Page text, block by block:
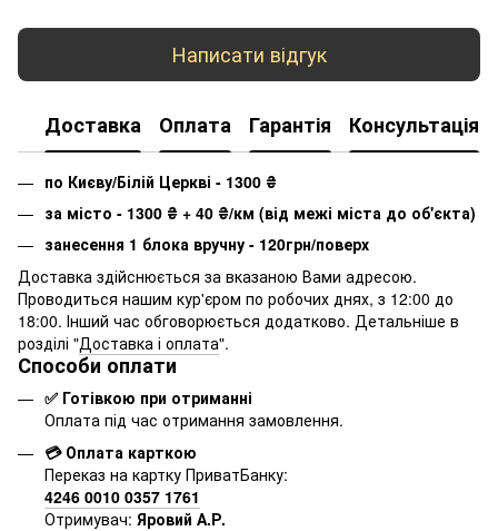
Написати відгук
Доставка Оплата Гарантія Консультація
по Києву/Білій Церкві - 1300 ₴
за місто - 1300 ₴ + 40 ₴/км (від межі міста до об'єкта)
занесення 1 блока вручну - 120грн/поверх
Доставка здійснюється за вказаною Вами адресою.
Проводиться нашим кур'єром по робочих днях, з 12:00 до
18:00. Інший час обговорюється додатково. Детальніше в
розділі "Доставка і оплата".
Способи оплати
✅ Готівкою при отриманні
Оплата під час отримання замовлення.
💳 Оплата карткою
Переказ на картку ПриватБанку:
4246 0010 0357 1761
Отримувач: Яровий А.Р.